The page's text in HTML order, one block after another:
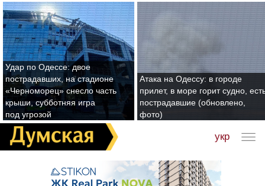
Удар по Одессе: двое
пострадавших, на стадионе
«Черноморец» снесло часть
крыши, субботняя игра
под угрозой
Атака на Одессу: в городе
прилет, в море горит судно,
пострадавшие (обновлено,
фото)
укр